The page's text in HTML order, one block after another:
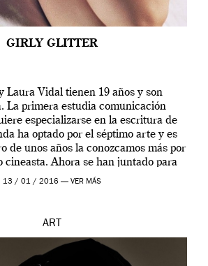
GIRLY GLITTER
Laura Vidal tienen 19 años y son
La primera estudia comunicación
especializarse en la escritura de
ha optado por el séptimo arte y es
de unos años la conozcamos más por
cineasta. Ahora se han juntado para
contarnos una […]
13 / 01 / 2016 — VER MÁS
ART